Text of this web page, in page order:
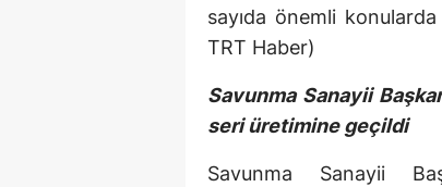
sayıda önemli
TRT Haber)
Savunma Sanayii
seri üretimine geçildi
Savunma Sanayii